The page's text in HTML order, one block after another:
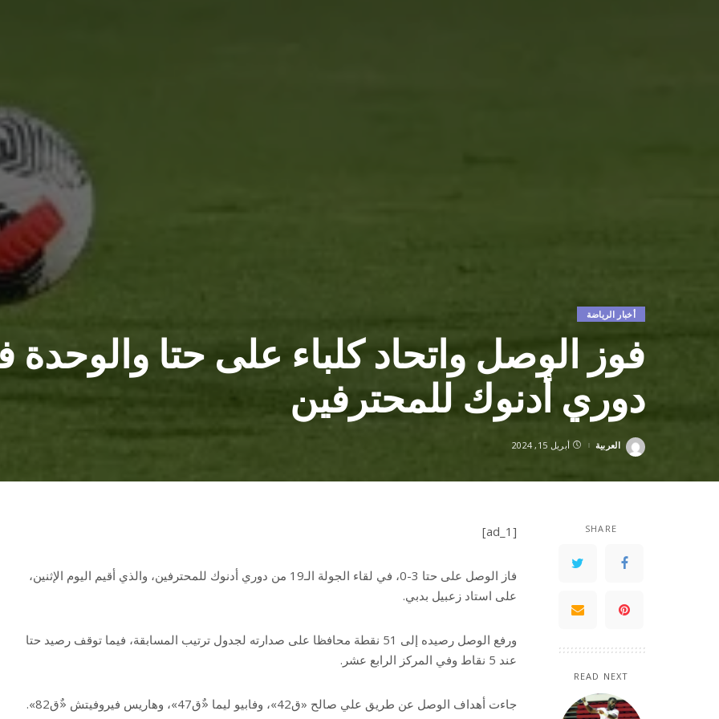
أخبار الرياضة
فوز الوصل واتحاد كلباء على حتا
دوري أدنوك للمحترفين
Posted
العربية أبريل 15, 2024
SHARE
READ NEXT
[ad_1]
فاز الوصل على حتا 3-0، في لقاء الجولة الـ19 من دوري أدنوك للمحترفين، والذي أقيم اليوم الإثنين،
على استاد زعبيل بدبي.
ورفع الوصل رصيده إلى 51 نقطة محافظا على صدارته لجدول ترتيب المسابقة، فيما توقف رصيد حتا
عند 5 نقاط وفي المركز الرابع عشر.
جاءت أهداف الوصل عن طريق علي صالح «ق42»، وفابيو ليما «ٌق47»، وهاريس فيروفيتش «ٌق82».